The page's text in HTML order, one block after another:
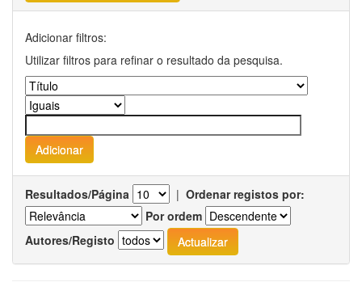
Adicionar filtros:
Utilizar filtros para refinar o resultado da pesquisa.
Resultados/Página | Ordenar registos por:
Por ordem
Autores/Registo